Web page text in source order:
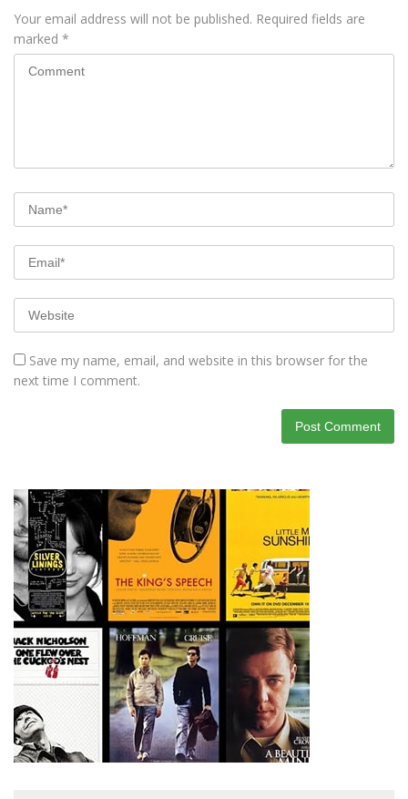
Your email address will not be published. Required fields are
marked *
Save my name, email, and website in this browser for the
next time I comment.